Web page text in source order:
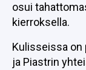
osui
kierroksella.
Kulisseissa on
ja Piastrin